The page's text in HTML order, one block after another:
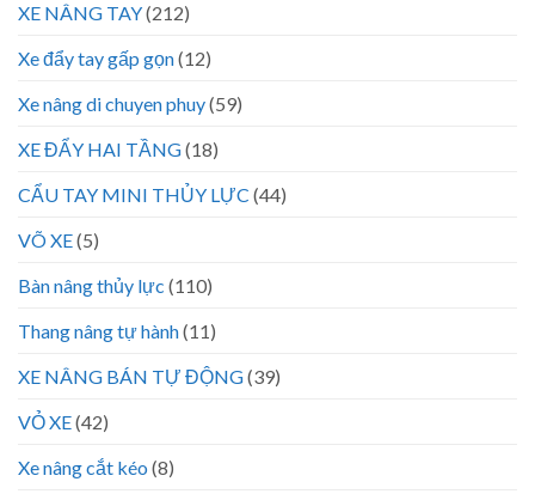
XE NÂNG TAY(212)
Xe đẩy tay gấp gọn(12)
Xe nâng di chuyen phuy(59)
XE ĐẨY HAI TẦNG(18)
CẨU TAY MINI THỦY LỰC (44)
VÕ XE(5)
Bàn nâng thủy lực (110)
Thang nâng tự hành(11)
XE NÂNG BÁN TỰ ĐỘNG(39)
VỎ XE(42)
Xe nâng cắt kéo (8)